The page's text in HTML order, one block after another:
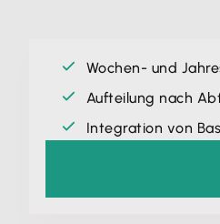
Wochen- und
Aufteilung nach
Integration von